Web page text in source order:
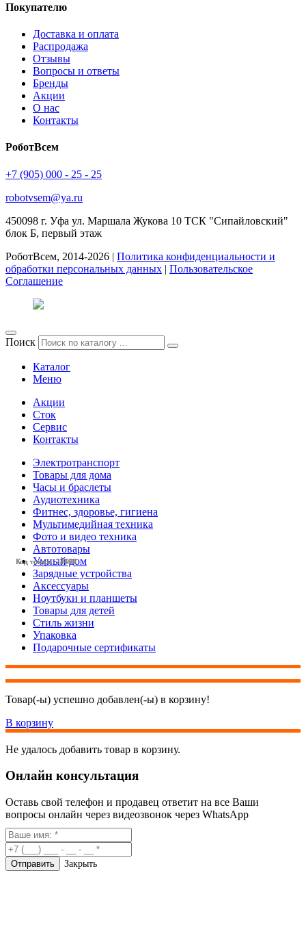
Код товара: 22666
Код товара: 24164
Код товара: 22700
Код товара: 22493
Покупателю
Доставка и оплата
Распродажа
Отзывы
Вопросы и ответы
Бренды
Акции
О нас
Контакты
РоботВсем
+7 (905) 000 - 25 - 25
robotvsem@ya.ru
450098 г. Уфа ул. Маршала Жукова 10 ТСК "Сипайловский"
блок Б, первый этаж
РоботВсем, 2014-2026 | Политика конфиденциальности и
обработки персональных данных | Пользовательское
Соглашение
Поиск
Каталог
Меню
Акции
Сток
Сервис
Контакты
Электротранспорт
Товары для дома
Часы и браслеты
Аудиотехника
Фитнес, здоровье, гигиена
Мультимедийная техника
Фото и видео техника
Автотовары
Умный дом
Зарядные устройства
Аксессуары
Ноутбуки и планшеты
Товары для детей
Стиль жизни
Упаковка
Подарочные сертификаты
Товар(-ы) успешно добавлен(-ы) в корзину!
В корзину
Не удалось добавить товар в корзину.
Онлайн консультация
Оставь свой телефон и продавец ответит на все Ваши
вопросы онлайн через видеозвонок через WhatsApp
Закрыть